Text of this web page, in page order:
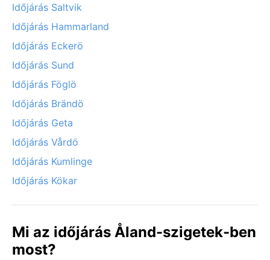
Időjárás Saltvik
Időjárás Hammarland
Időjárás Eckerö
Időjárás Sund
Időjárás Föglö
Időjárás Brändö
Időjárás Geta
Időjárás Vårdö
Időjárás Kumlinge
Időjárás Kökar
Mi az időjárás Åland-szigetek-ben
most?